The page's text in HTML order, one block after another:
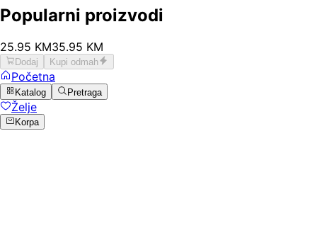
Popularni proizvodi
25.95 KM35.95 KM
Dodaj Kupi odmah
Početna
Katalog Pretraga
Želje
Korpa